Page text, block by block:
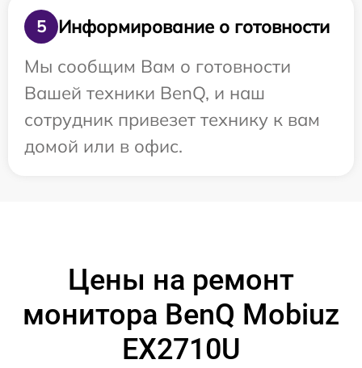
5
Информирование о готовности
Мы сообщим Вам о готовности
Вашей техники BenQ, и наш
сотрудник привезет технику к вам
домой или в офис.
Цены на ремонт
монитора BenQ Mobiuz
EX2710U